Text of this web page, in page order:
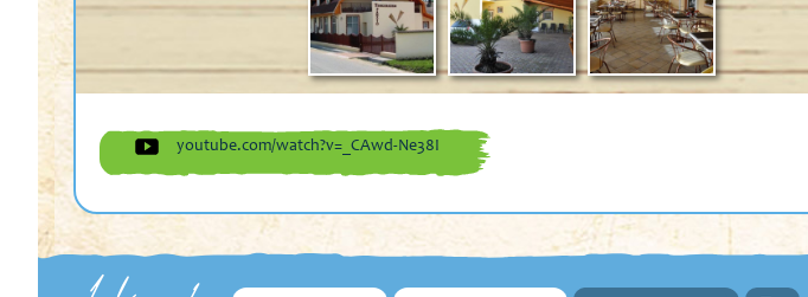
youtube.com/watch?v=_CAwd-Ne38I